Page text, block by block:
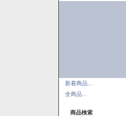
新着商品...
全商品...
商品検索